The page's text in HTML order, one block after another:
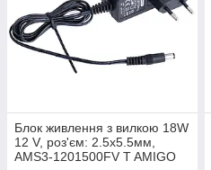
Блок живлення з вилкою 18W
12 V, роз'єм: 2.5x5.5мм,
AMS3-1201500FV T AMIGO